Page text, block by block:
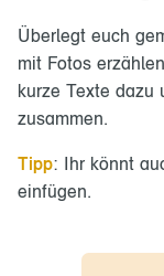
Überlegt euch
mit Fotos
kurze Texte dazu
zusammen.
Tipp: Ihr könnt
einfügen.